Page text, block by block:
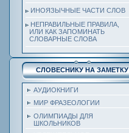
ИНОЯЗЫЧНЫЕ ЧАСТИ СЛОВ
НЕПРАВИЛЬНЫЕ ПРАВИЛА,
ИЛИ КАК ЗАПОМИНАТЬ
СЛОВАРНЫЕ СЛОВА
СЛОВЕСНИКУ НА ЗАМЕТКУ
АУДИОКНИГИ
МИР ФРАЗЕОЛОГИИ
ОЛИМПИАДЫ ДЛЯ
ШКОЛЬНИКОВ